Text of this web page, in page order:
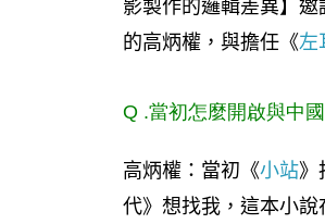
影製作的邏輯差異】
的高炳權，與擔任《左
Q .當初怎麼開啟與中
高炳權：當初《小站》
代》想找我，這本小